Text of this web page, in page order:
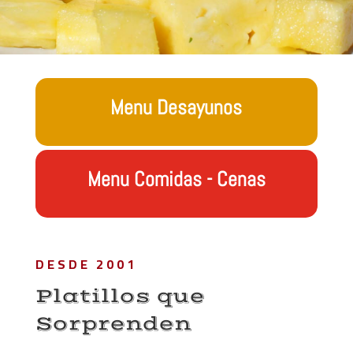
Menu Desayunos
Menu Comidas - Cenas
DESDE 2001
Platillos que
Sorprenden